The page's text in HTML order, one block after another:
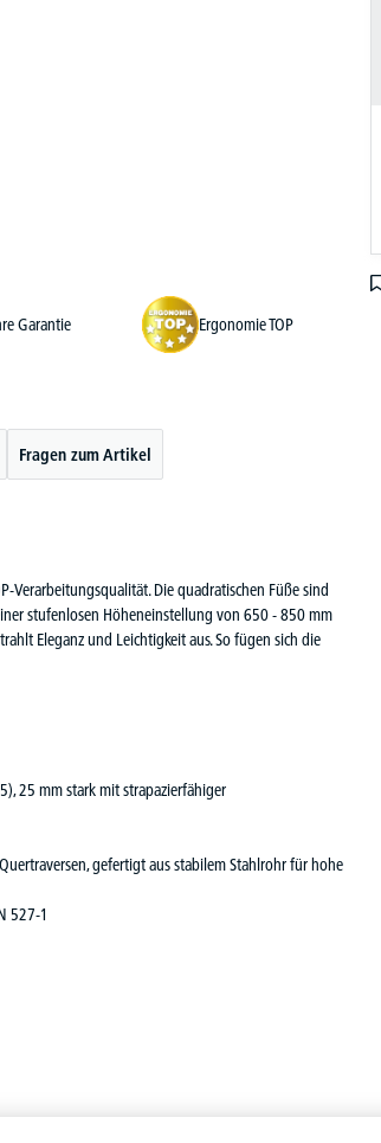
Garantie Ergonomie TOP
Fragen zum Artikel
Verarbeitungsqualität. Die quadratischen Füße sind
stufenlosen Höheneinstellung von 650 - 850 mm
Eleganz und Leichtigkeit aus. So fügen sich die
25 mm stark mit strapazierfähiger
gefertigt aus stabilem Stahlrohr für hohe
527-1